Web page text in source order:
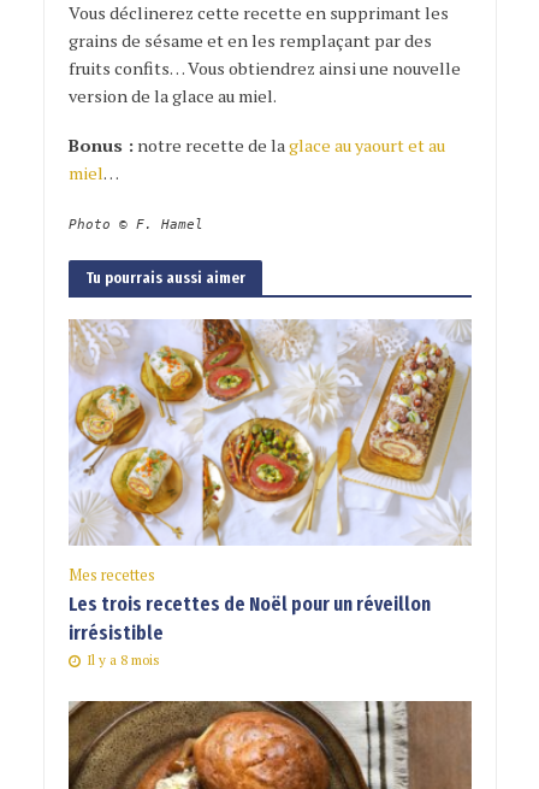
Vous déclinerez cette recette en supprimant les
grains de sésame et en les remplaçant par des
fruits confits… Vous obtiendrez ainsi une nouvelle
version de la glace au miel.
Bonus : notre recette de laglace au yaourt et au
miel…
Photo © F. Hamel
Tu pourrais aussi aimer
Mes recettes
Les trois recettes de Noël pour un réveillon
irrésistible
Il y a 8 mois